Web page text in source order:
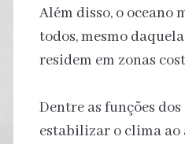
Além disso, o oceano
todos, mesmo
residem em zonas
Dentre as funções dos
estabilizar o clima ao